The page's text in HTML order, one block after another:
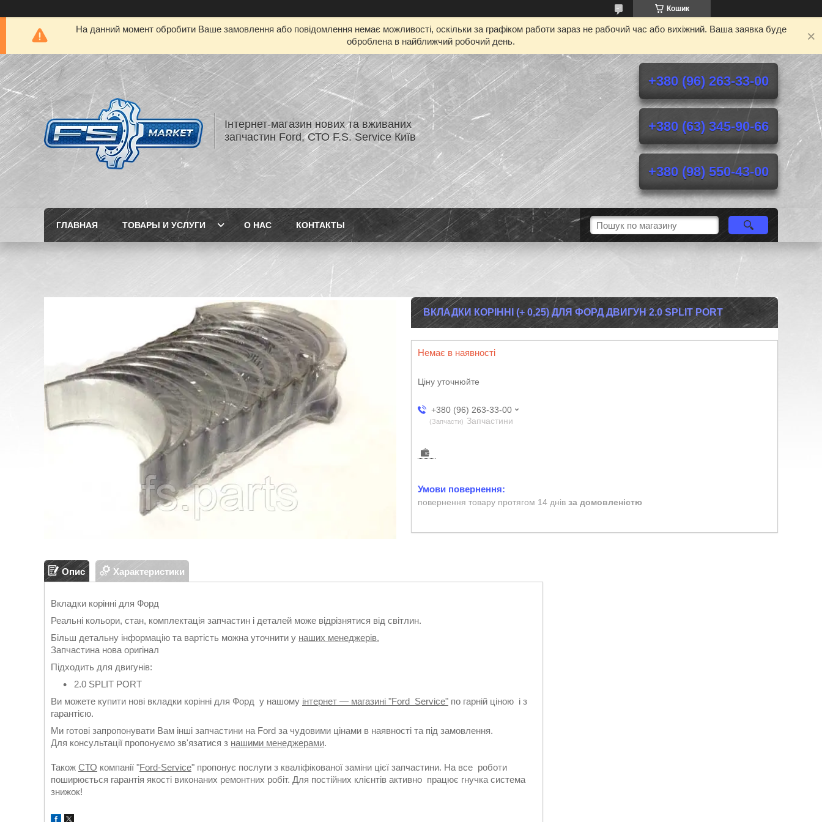
Кошик
На данний момент обробити Ваше замовлення або повідомлення немає можливості, оскільки за графіком работи зараз не рабочий час або вихіжний. Ваша заявка буде
оброблена в найближчий робочий день.
Інтернет-магазин нових та вживаних
запчастин Ford, СТО F.S. Service Київ
+380 (96) 263-33-00
+380 (63) 345-90-66
+380 (98) 550-43-00
ГЛАВНАЯ ТОВАРЫ И УСЛУГИ О НАС КОНТАКТЫ
ВКЛАДКИ КОРІННІ (+ 0,25) ДЛЯ ФОРД ДВИГУН 2.0 SPLIT PORT
Немає в наявності
Ціну уточнюйте
+380 (96) 263-33-00
Запчасти Запчастини
повернення товару протягом 14 днів за домовленістю
Опис Характеристики
Вкладки корінні для Форд
Реальні кольори, стан, комплектація запчастин і деталей може відрізнятися від світлин.
Більш детальну інформацію та вартість можна уточнити у наших менеджерів.
Запчастина нова оригінал
Підходить для двигунів:
2.0 SPLIT PORT
Ви можете купити нові вкладки корінні для Форд у нашому інтернет — магазині "Ford Service" по гарній ціною і з
гарантією.
Ми готові запропонувати Вам інші запчастини на Ford за чудовими цінами в наявності та під замовлення.
Для консультації пропонуємо зв'язатися з нашими менеджерами.
Також СТО компанії "Ford-Service" пропонує послуги з кваліфікованої заміни цієї запчастини. На все роботи
поширюється гарантія якості виконаних ремонтних робіт. Для постійних клієнтів активно працює гнучка система
знижок!